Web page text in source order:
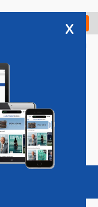
Check in
Vacatures
x